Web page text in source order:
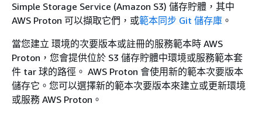
Simple Storage Service (Amazon S3) 儲存貯體，其中
AWS Proton 可以擷取它們，或範本同步 Git 儲存庫 。
當您建立 環境的次要版本或註冊的服務範本時 AWS
Proton，您會提供位於 S3 儲存貯體中環境或服務範本套
件 tar 球的路徑。 AWS Proton 會使用新的範本次要版本
儲存它。您可以選擇新的範本次要版本來建立或更新環境
或服務 AWS Proton。